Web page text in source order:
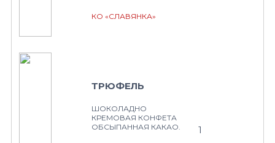
КО «СЛАВЯНКА»
ТРЮФЕЛЬ
ШОКОЛАДНО
КРЕМОВАЯ КОНФЕТА
ОБСЫПАННАЯ КАКАО.
1